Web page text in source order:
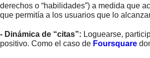
derechos o “habilidades”) a medida que
que permitía a los usuarios que lo
- Dinámica de “citas”: Loguearse,
positivo. Como el caso de Foursquare